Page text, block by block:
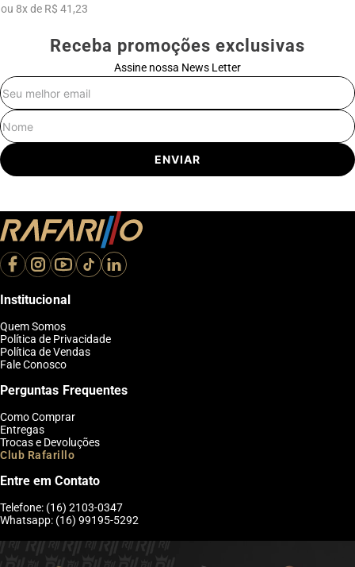
ou 8xde R$ 41,23
Receba promoções exclusivas
Assine nossa News Letter
ENVIAR
Institucional
Quem Somos
Política de Privacidade
Política de Vendas
Fale Conosco
Perguntas Frequentes
Como Comprar
Entregas
Trocas e Devoluções
Club Rafarillo
Entre em Contato
Telefone: (16) 2103-0347
Whatsapp: (16) 99195-5292